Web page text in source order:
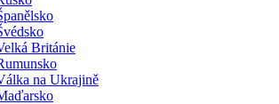
Británie
na Ukrajině